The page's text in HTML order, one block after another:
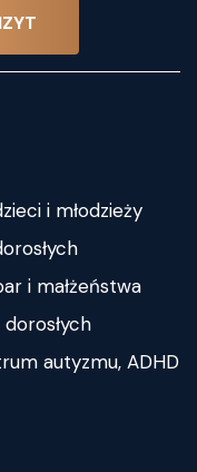
i młodzieży
i małżeństwa
autyzmu, ADHD